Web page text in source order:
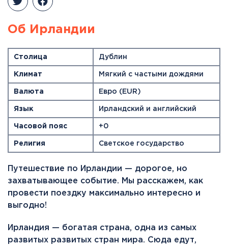
Об Ирландии
Столица Дублин
Климат Мягкий с частыми дождями
Валюта Евро (EUR)
Язык Ирландский и английский
Часовой пояс +0
Религия Светское государство
Путешествие по Ирландии — дорогое, но
захватывающее событие. Мы расскажем, как
провести поездку максимально интересно и
выгодно!
Ирландия — богатая страна, одна из самых
развитых развитых стран мира. Сюда едут,